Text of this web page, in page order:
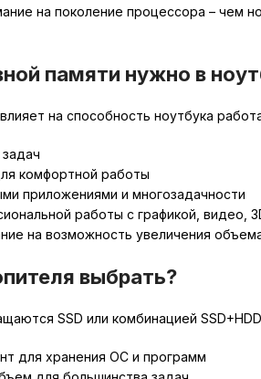
на поколение процессора – чем
памяти нужно в
на способность ноутбука
комфортной работы
приложениями и многозадачности
работы с графикой, видео,
на возможность увеличения
выбрать?
SSD или комбинацией
для хранения ОС и программ